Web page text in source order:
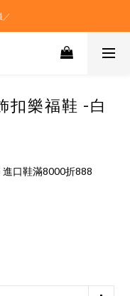
／
扣樂福鞋 -白
口鞋滿8000折888